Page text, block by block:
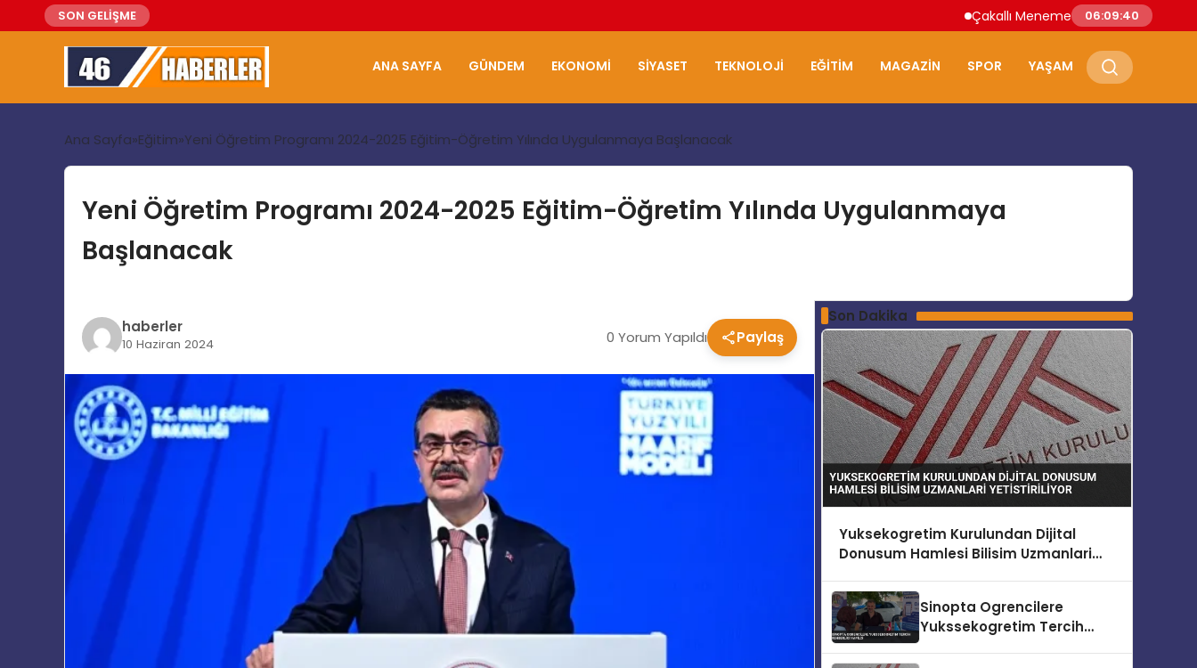
SON GELİŞME Çakallı Menemeni Nerede Yenir?
06:09:41
ANA SAYFA GÜNDEM EKONOMI SIYASET TEKNOLOJI EĞITIM MAGAZIN SPOR YAŞAM
Ana Sayfa Eğitim Yeni Öğretim Programı 2024-2025 Eğitim-Öğretim Yılında Uygulanmaya Başlanacak
Yeni Öğretim Programı 2024-2025 Eğitim-Öğretim Yılında Uygulanmaya
Başlanacak
haberler
10 Haziran 2024 0 Yorum Yapıldı Paylaş
Son Dakika
Yuksekogretim Kurulundan Dijital
Donusum Hamlesi Bilisim Uzmanlari
Sinopta Ogrencilere
Yukssekogretim Tercih